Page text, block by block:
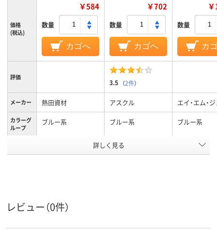
価格
(税込)
￥584
数量
カゴへ
￥702
数量
カゴへ
数量
カ
評価
3.5 （2件）
メーカー 熱田資材 アスクル エイ・エム・
カラーグ
ループ
ブルー系 ブルー系 ブルー系
20
詳しく見る
レビュー（0件）